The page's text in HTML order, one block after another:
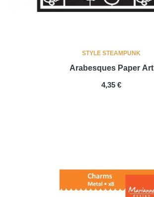
STYLE STEAMPUNK
Arabesques Paper Art
PRIX
4,35 €